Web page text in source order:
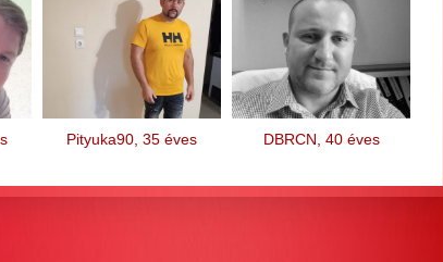
Pityuka90, 35 éves DBRCN, 40 éves